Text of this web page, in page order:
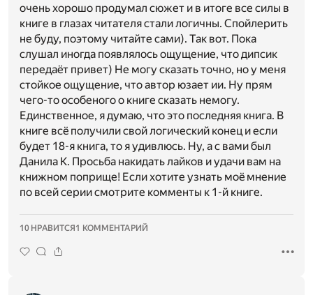
очень хорошо продумал сюжет и в итоге все силы в
книге в глазах читателя стали логичны. Спойлерить
не буду, поэтому читайте сами). Так вот. Пока
слушал иногда появлялось ощущение, что дипсик
передаëт привет) Не могу сказать точно, но у меня
стойкое ощущение, что автор юзает ии. Ну прям
чего-то особеного о книге сказать немогу.
Единственное, я думаю, что это последняя книга. В
книге всë получили свой логический конец и если
будет 18-я книга, то я удивлюсь. Ну, а с вами был
Данила К. Просьба накидать лайков и удачи вам на
книжном поприще! Если хотите узнать моë мнение
по всей серии смотрите комменты к 1-й книге.
10 НРАВИТСЯ1 КОММЕНТАРИЙ